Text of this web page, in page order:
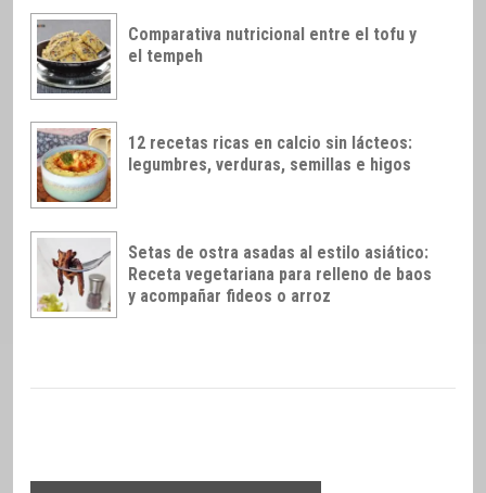
Comparativa nutricional entre el tofu y
el tempeh
12 recetas ricas en calcio sin lácteos:
legumbres, verduras, semillas e higos
Setas de ostra asadas al estilo asiático:
Receta vegetariana para relleno de baos
y acompañar fideos o arroz